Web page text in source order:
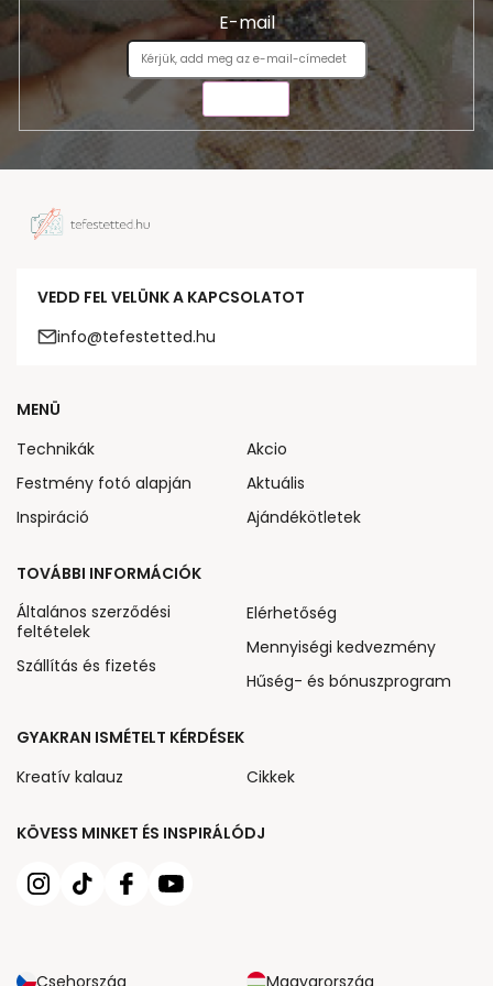
E-mail
VEDD FEL VELÜNK A KAPCSOLATOT
info@tefestetted.hu
KÖVESS MINKET ÉS INSPIRÁLÓDJ
Csehország Magyarország
MENÜ
Technikák
Festmény fotó alapján
Inspiráció
Akcio
Aktuális
Ajándékötletek
TOVÁBBI INFORMÁCIÓK
Általános szerződési
feltételek
Szállítás és fizetés
Elérhetőség
Mennyiségi kedvezmény
Hűség- és bónuszprogram
GYAKRAN ISMÉTELT KÉRDÉSEK
Kreatív kalauz
Cikkek